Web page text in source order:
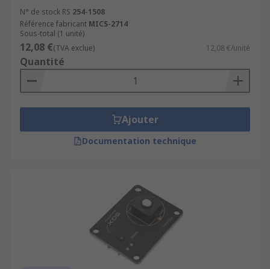
N° de stock RS 254-1508
Référence fabricant MICS-2714
Sous-total (1 unité)
12,08 €(TVA exclue) 12,08 €/unité
Quantité
Ajouter
Documentation technique